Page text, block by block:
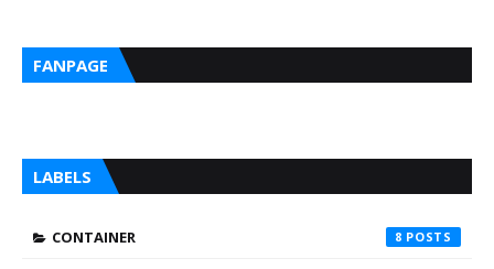
FANPAGE
LABELS
CONTAINER 8